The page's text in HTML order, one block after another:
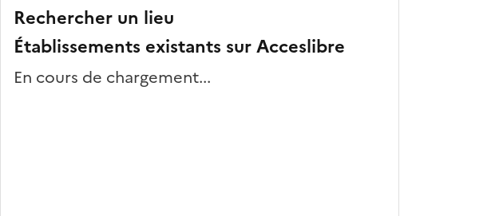
Rechercher un lieu
Établissements existants sur Acceslibre
En cours de chargement...